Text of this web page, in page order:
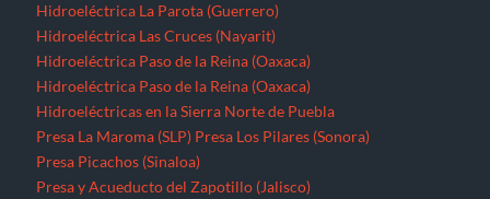
Hidroeléctrica La Parota (Guerrero)
Hidroeléctrica Las Cruces (Nayarit)
Hidroeléctrica Paso de la Reina (Oaxaca)
Hidroeléctrica Paso de la Reina (Oaxaca)
Hidroeléctricas en la Sierra Norte de Puebla
Presa La Maroma (SLP) Presa Los Pilares (Sonora)
Presa Picachos (Sinaloa)
Presa y Acueducto del Zapotillo (Jalisco)